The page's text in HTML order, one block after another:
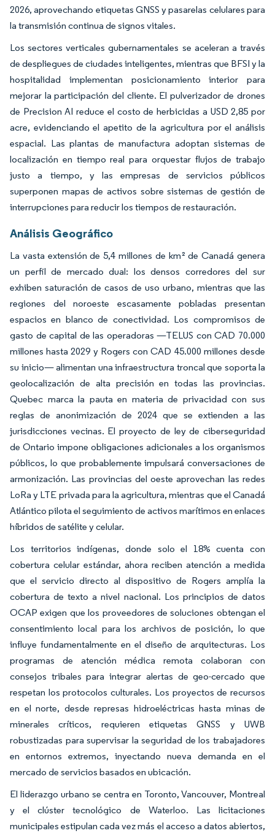
2026, aprovechando etiquetas GNSS y pasarelas celulares para
la transmisión continua de signos vitales.
Los sectores verticales gubernamentales se aceleran a través
de despliegues de ciudades inteligentes, mientras que BFSI y la
hospitalidad implementan posicionamiento interior para
mejorar la participación del cliente. El pulverizador de drones
de Precision AI reduce el costo de herbicidas a USD 2,85 por
acre, evidenciando el apetito de la agricultura por el análisis
espacial. Las plantas de manufactura adoptan sistemas de
localización en tiempo real para orquestar flujos de trabajo
justo a tiempo, y las empresas de servicios públicos
superponen mapas de activos sobre sistemas de gestión de
interrupciones para reducir los tiempos de restauración.
Análisis Geográfico
La vasta extensión de 5,4 millones de km² de Canadá genera
un perfil de mercado dual: los densos corredores del sur
exhiben saturación de casos de uso urbano, mientras que las
regiones del noroeste escasamente pobladas presentan
espacios en blanco de conectividad. Los compromisos de
gasto de capital de las operadoras —TELUS con CAD 70.000
millones hasta 2029 y Rogers con CAD 45.000 millones desde
su inicio— alimentan una infraestructura troncal que soporta la
geolocalización de alta precisión en todas las provincias.
Quebec marca la pauta en materia de privacidad con sus
reglas de anonimización de 2024 que se extienden a las
jurisdicciones vecinas. El proyecto de ley de ciberseguridad
de Ontario impone obligaciones adicionales a los organismos
públicos, lo que probablemente impulsará conversaciones de
armonización. Las provincias del oeste aprovechan las redes
LoRa y LTE privada para la agricultura, mientras que el Canadá
Atlántico pilota el seguimiento de activos marítimos en enlaces
híbridos de satélite y celular.
Los territorios indígenas, donde solo el 18% cuenta con
cobertura celular estándar, ahora reciben atención a medida
que el servicio directo al dispositivo de Rogers amplía la
cobertura de texto a nivel nacional. Los principios de datos
OCAP exigen que los proveedores de soluciones obtengan el
consentimiento local para los archivos de posición, lo que
influye fundamentalmente en el diseño de arquitecturas. Los
programas de atención médica remota colaboran con
consejos tribales para integrar alertas de geo-cercado que
respetan los protocolos culturales. Los proyectos de recursos
en el norte, desde represas hidroeléctricas hasta minas de
minerales críticos, requieren etiquetas GNSS y UWB
robustizadas para supervisar la seguridad de los trabajadores
en entornos extremos, inyectando nueva demanda en el
mercado de servicios basados en ubicación.
El liderazgo urbano se centra en Toronto, Vancouver, Montreal
y el clúster tecnológico de Waterloo. Las licitaciones
municipales estipulan cada vez más el acceso a datos abiertos,